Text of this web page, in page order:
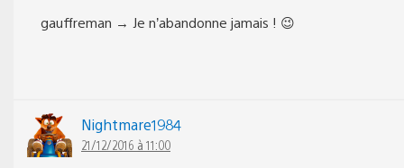
gauffreman → Je n’abandonne jamais ! 😉
Nightmare1984
21/12/2016 à 11:00